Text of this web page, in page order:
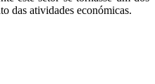
das atividades económicas.